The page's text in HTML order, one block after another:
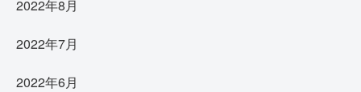
2022年8月
2022年7月
2022年6月